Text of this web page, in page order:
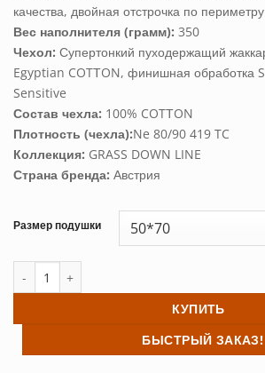
качества, двойная отстрочка по
Вес наполнителя (грамм): 350
Чехол: Супертонкий пуходержащий
Egyptian COTТON, финишная обработка
Sensitive
Состав чехла: 100% COTТON
Плотность (чехла):Ne 80/90 419 TC
Коллекция: GRASS DOWN LINE
Страна бренда: Австрия
Размер подушки
КУПИТЬ
БЫСТРЫЙ ЗАКАЗ!